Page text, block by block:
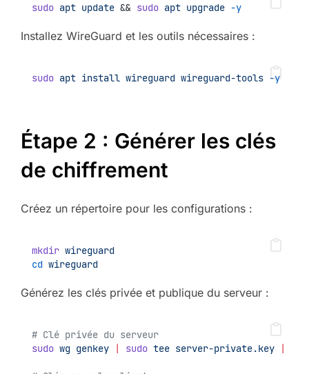
sudo apt update && sudo apt upgrade -y
Installez WireGuard et les outils nécessaires :
sudo apt install wireguard wireguard-tools -y
Étape 2 : Générer les clés
de chiffrement
Créez un répertoire pour les configurations :
mkdir wireguard
cd wireguard
Générez les clés privée et publique du serveur :
# Clé privée du serveur
sudo wg genkey | sudo tee server-private.key |